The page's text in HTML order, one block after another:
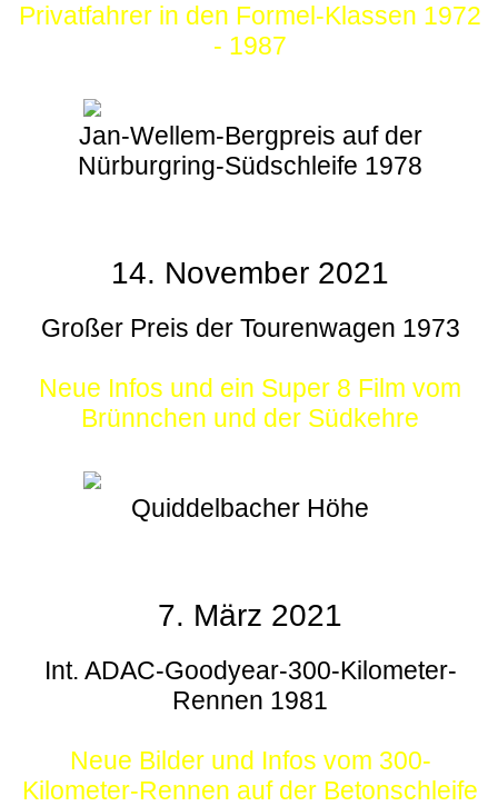
Privatfahrer in den Formel-Klassen 1972
- 1987
Jan-Wellem-Bergpreis auf der
Nürburgring-Südschleife 1978
14. November 2021
Großer Preis der Tourenwagen 1973
Neue Infos und ein Super 8 Film vom
Brünnchen und der Südkehre
Quiddelbacher Höhe
7. März 2021
Int. ADAC-Goodyear-300-Kilometer-
Rennen 1981
Neue Bilder und Infos vom 300-
Kilometer-Rennen auf der Betonschleife